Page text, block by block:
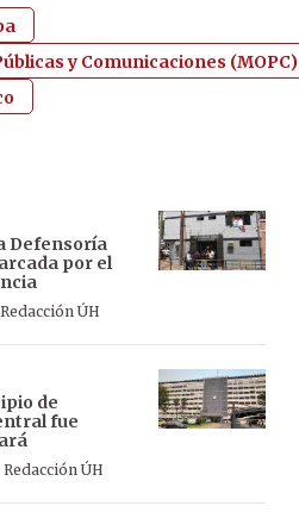
y Comunicaciones (MOPC)
Defensoría
por el
Redacción ÚH
de
fue
Redacción ÚH